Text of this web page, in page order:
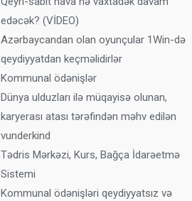
edəcək? (VİDEO)
Azərbaycandan olan oyunçular 1Win-də
qeydiyyatdan keçməlidirlər
Kommunal ödənişlər
Dünya ulduzları ilə müqayisə olunan,
karyerası atası tərəfindən məhv edilən
vunderkind
Tədris Mərkəzi, Kurs, Bağça İdarəetmə
Sistemi
Kommunal ödənişləri qeydiyyatsız və